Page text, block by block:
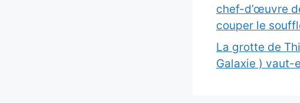
chef-d’œuvre
couper le
La grotte de
Galaxie ) vaut-